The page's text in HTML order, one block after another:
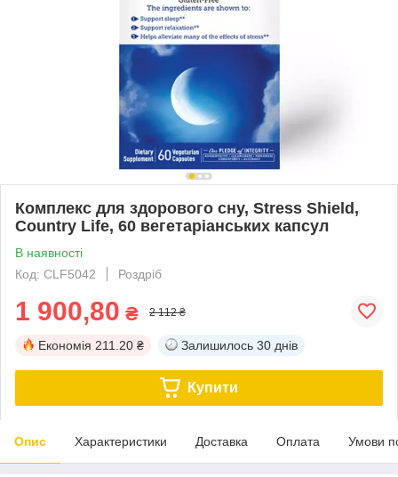
Комплекс для здорового сну, Stress Shield,
Country Life, 60 вегетаріанських капсул
В наявності
Код: CLF5042
Роздріб
1 900,80 ₴ 2 112 ₴
Економія 211.20 ₴ Залишилось 30 днів
Купити
Опис Характеристики Доставка Оплата Умови